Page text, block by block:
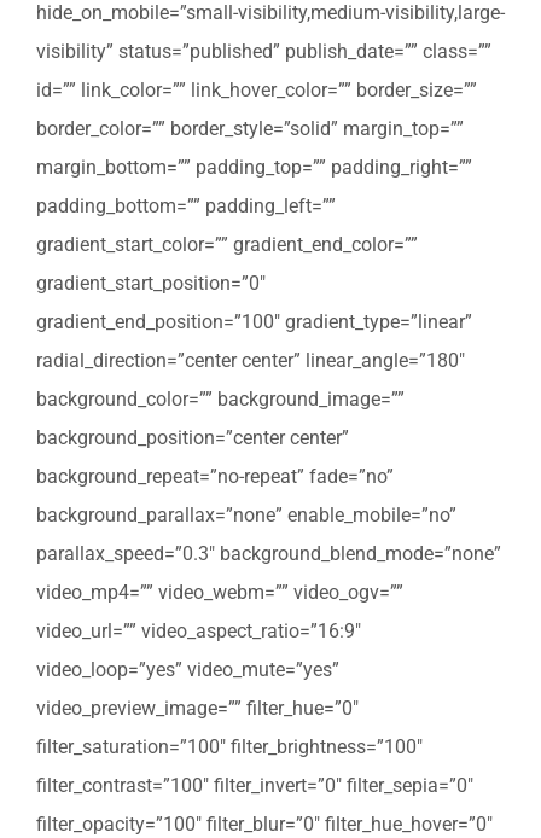
hide_on_mobile=”small-visibility,medium-visibility,large-
visibility” status=”published” publish_date=”” class=””
id=”” link_color=”” link_hover_color=”” border_size=””
border_color=”” border_style=”solid” margin_top=””
margin_bottom=”” padding_top=”” padding_right=””
padding_bottom=”” padding_left=””
gradient_start_color=”” gradient_end_color=””
gradient_start_position=”0″
gradient_end_position=”100″ gradient_type=”linear”
radial_direction=”center center” linear_angle=”180″
background_color=”” background_image=””
background_position=”center center”
background_repeat=”no-repeat” fade=”no”
background_parallax=”none” enable_mobile=”no”
parallax_speed=”0.3″ background_blend_mode=”none”
video_mp4=”” video_webm=”” video_ogv=””
video_url=”” video_aspect_ratio=”16:9″
video_loop=”yes” video_mute=”yes”
video_preview_image=”” filter_hue=”0″
filter_saturation=”100″ filter_brightness=”100″
filter_contrast=”100″ filter_invert=”0″ filter_sepia=”0″
filter_opacity=”100″ filter_blur=”0″ filter_hue_hover=”0″